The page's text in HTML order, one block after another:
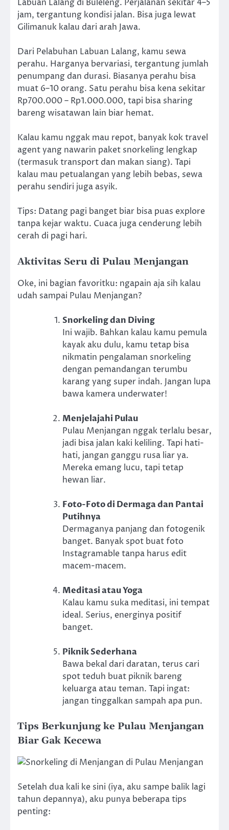
Labuan Lalang di Buleleng. Perjalanan sekitar 4–5
jam, tergantung kondisi jalan. Bisa juga lewat
Gilimanuk kalau dari arah Jawa.
Dari Pelabuhan Labuan Lalang, kamu sewa
perahu. Harganya bervariasi, tergantung jumlah
penumpang dan durasi. Biasanya perahu bisa
muat 6–10 orang. Satu perahu bisa kena sekitar
Rp700.000 – Rp1.000.000, tapi bisa sharing
bareng wisatawan lain biar hemat.
Kalau kamu nggak mau repot, banyak kok travel
agent yang nawarin paket snorkeling lengkap
(termasuk transport dan makan siang). Tapi
kalau mau petualangan yang lebih bebas, sewa
perahu sendiri juga asyik.
Tips: Datang pagi banget biar bisa puas explore
tanpa kejar waktu. Cuaca juga cenderung lebih
cerah di pagi hari.
Aktivitas Seru di Pulau Menjangan
Oke, ini bagian favoritku: ngapain aja sih kalau
udah sampai Pulau Menjangan?
Snorkeling dan Diving
Ini wajib. Bahkan kalau kamu pemula
kayak aku dulu, kamu tetap bisa
nikmatin pengalaman snorkeling
dengan pemandangan terumbu
karang yang super indah. Jangan lupa
bawa kamera underwater!
Menjelajahi Pulau
Pulau Menjangan nggak terlalu besar,
jadi bisa jalan kaki keliling. Tapi hati-
hati, jangan ganggu rusa liar ya.
Mereka emang lucu, tapi tetap
hewan liar.
Foto-Foto di Dermaga dan Pantai
Putihnya
Dermaganya panjang dan fotogenik
banget. Banyak spot buat foto
Instagramable tanpa harus edit
macem-macem.
Meditasi atau Yoga
Kalau kamu suka meditasi, ini tempat
ideal. Serius, energinya positif
banget.
Piknik Sederhana
Bawa bekal dari daratan, terus cari
spot teduh buat piknik bareng
keluarga atau teman. Tapi ingat:
jangan tinggalkan sampah apa pun.
Tips Berkunjung ke Pulau Menjangan
Biar Gak Kecewa
Setelah dua kali ke sini (iya, aku sampe balik lagi
tahun depannya), aku punya beberapa tips
penting: